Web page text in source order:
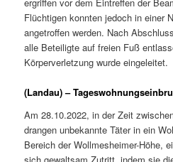
Flüchtigen konnten jedoch in einer
angetroffen werden. Nach
alle Beteiligte auf freien Fuß
Körperverletzung wurde eingeleitet.
(Landau) –
Am 28.10.2022, in der Zeit
drangen unbekannte Täter in ein
Bereich der Wollmesheimer-Höhe,